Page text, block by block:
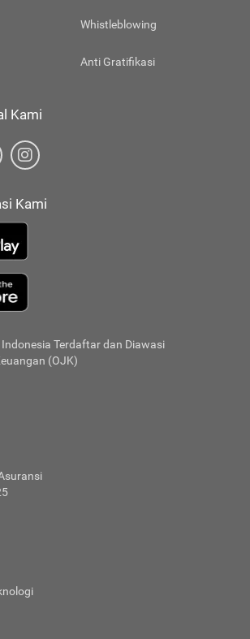
Whistleblowing
Anti Gratifikasi
Kami
Kami
Terdaftar dan Diawasi
(OJK)